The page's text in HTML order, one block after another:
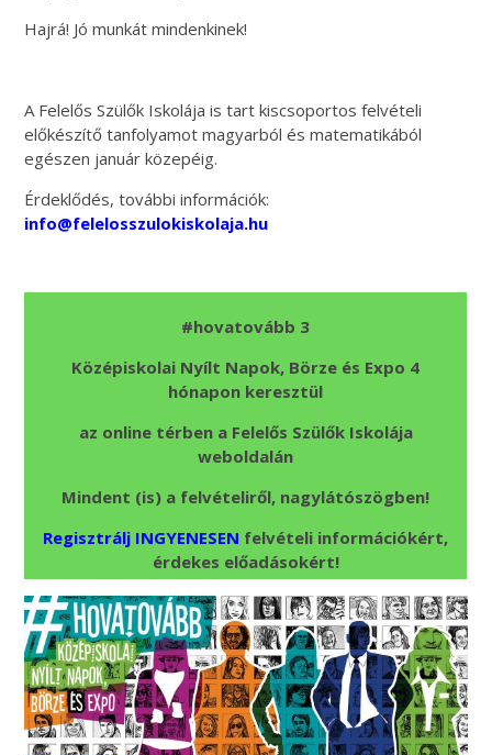
Hajrá! Jó munkát mindenkinek!
A Felelős Szülők Iskolája is tart kiscsoportos felvételi
előkészítő tanfolyamot magyarból és matematikából
egészen január közepéig.
Érdeklődés, további információk:
info@felelosszulokiskolaja.hu
#hovatovább 3
Középiskolai Nyílt Napok, Börze és Expo 4
hónapon keresztül
az online térben a Felelős Szülők Iskolája
weboldalán
Mindent (is) a felvételiről, nagylátószögben!
Regisztrálj INGYENESEN felvételi információkért,
érdekes előadásokért!